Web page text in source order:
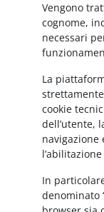
Vengono
cognome,
necessari
La
cookie
dell’utente,
navigazione
In
denominato